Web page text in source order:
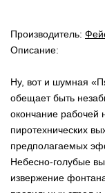
Производитель:
Описание:
Ну, вот и шумная
обещает быть
окончание рабочей
пиротехнических
предполагаемых
Небесно-голубые
извержение